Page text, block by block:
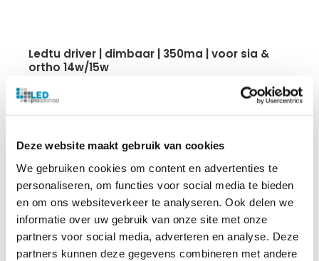
Deze website maakt gebruik van cookies
We gebruiken cookies om content en advertenties te
personaliseren, om functies voor social media te bieden
en om ons websiteverkeer te analyseren. Ook delen we
informatie over uw gebruik van onze site met onze
partners voor social media, adverteren en analyse. Deze
partners kunnen deze gegevens combineren met andere
ledtu driver | dimbaar | 350ma | voor sia &
ortho 14w/15w
Flicker-free
3 jaar garantie